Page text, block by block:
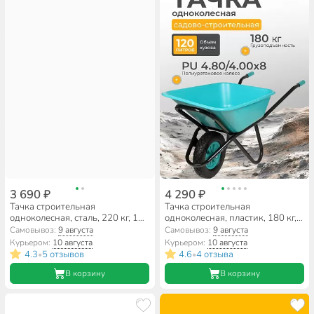
3 690 ₽
Тачка строительная
одноколесная, сталь, 220 кг, 110
л, 1 мм, втулка D12 мм, PR 4.00,
УСИЛЕННЫЙ сварной кузов,
ВГ, ТСО-322
Самовывоз:9 августа
Курьером: 10 августа
4.3•5 отзывов
В корзину
4 290 ₽
Тачка строительная
одноколесная, пластик, 180 кг,
120 л, втулка D12 мм, PU
4.80/4.00х8, бирюзовая, РВ-
Премиум
Самовывоз: 9 августа
Курьером: 10 августа
4.6•4 отзыва
В корзину